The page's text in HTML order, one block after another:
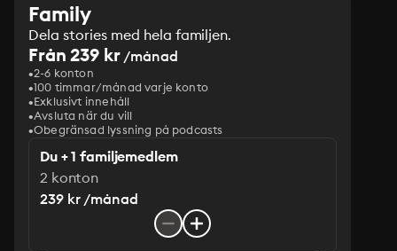
Family
Dela stories med hela familjen.
Från 239 kr/månad
2-6 konton
100 timmar/månad varje konto
Exklusivt innehåll
Avsluta när du vill
Obegränsad lyssning på podcasts
Du + 1 familjemedlem
2 konton
239 kr /månad